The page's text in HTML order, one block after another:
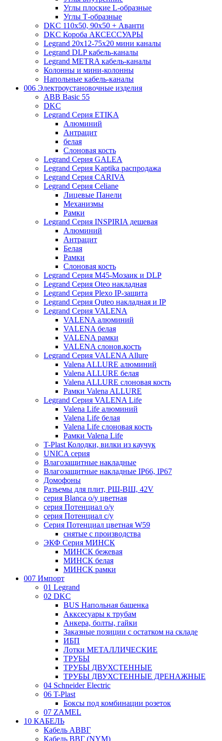
Углы плоские L-образные
Углы Т-образные
DKC 110х50, 90х50 + Аванти
DKC Короба АКСЕССУАРЫ
Legrand 20х12-75х20 мини каналы
Legrand DLP кабель-каналы
Legrand METRA кабель-каналы
Колонны и мини-колонны
Напольные кабель-каналы
006 Электроустановочные изделия
ABB Basic 55
DKC
Legrand Серия ETIKA
Алюминий
Антрацит
белая
Слоновая кость
Legrand Серия GALEA
Legrand Серия Kaptika распродажа
Legrand Серия CARIVA
Legrand Серия Celiane
Лицевые Панели
Механизмы
Рамки
Legrand Серия INSPIRIA дешевая
Алюминий
Антрацит
Белая
Рамки
Слоновая кость
Legrand Серия M45-Мозаик и DLP
Legrand Серия Oteo накладная
Legrand Серия Plexo IP-защита
Legrand Серия Quteo накладная и IP
Legrand Серия VALENA
VALENA алюминий
VALENA белая
VALENA рамки
VALENA слонов.кость
Legrand Серия VALENA Allure
Valena ALLURE алюминий
Valena ALLURE белая
Valena ALLURE слоновая кость
Рамки Valena ALLURE
Legrand Серия VALENA Life
Valena Life алюминий
Valena Life белая
Valena Life слоновая кость
Рамки Valena Life
T-Plast Колодки, вилки из каучук
UNICA серия
Влагозащитные накладные
Влагозащитные накладные IP66, IP67
Домофоны
Разъемы для плит, РШ-ВШ, 42V
серия Blanca о/у цветная
серия Потенциал о/у
серия Потенциал с/у
Серия Потенциал цветная W59
снятые с производства
ЭКФ Серия МИНСК
МИНСК бежевая
МИНСК белая
МИНСК рамки
007 Импорт
01 Legrand
02 DKC
BUS Напольная башенка
Акксесуары к трубам
Анкера, болты, гайки
Заказные позиции с остатком на складе
ИБП
Лотки МЕТАЛЛИЧЕСКИЕ
ТРУБЫ
ТРУБЫ ДВУХСТЕННЫЕ
ТРУБЫ ДВУХСТЕННЫЕ ДРЕНАЖНЫЕ
04 Schneider Electric
06 T-Plast
Боксы под комбинации розеток
07 ZAMEL
10 КАБЕЛЬ
Кабель АВВГ
Кабель ВВГ (NYM)